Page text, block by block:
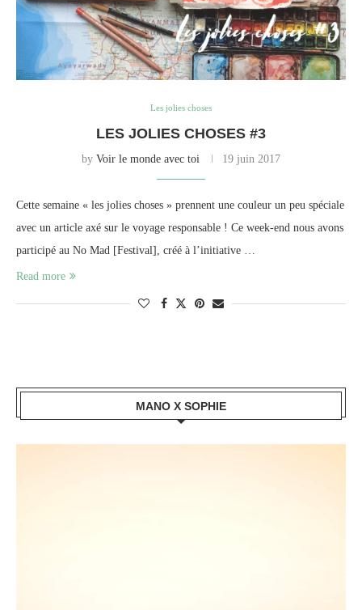
Les jolies choses
LES JOLIES CHOSES #3
by Voir le monde avec toi 19 juin 2017
Cette semaine « les jolies choses » prennent une couleur un peu spéciale
avec un article axé sur le voyage responsable ! Ce week-end nous avons
participé au No Mad [Festival], créé à l’initiative …
Read more
MANO X SOPHIE